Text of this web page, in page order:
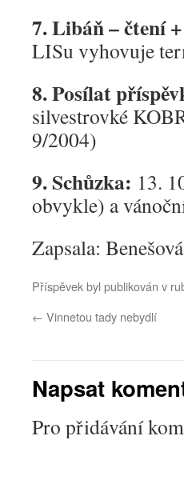
7. Libáň – čtení
LISu vyhovuje
8. Posílat
silvestrovké
9/2004)
9. Schůzka: 13.
obvykle) a
Zapsala: Benešová
Příspěvek byl publikován v
← Vinnetou tady nebydlí
Napsat
Pro přidávání